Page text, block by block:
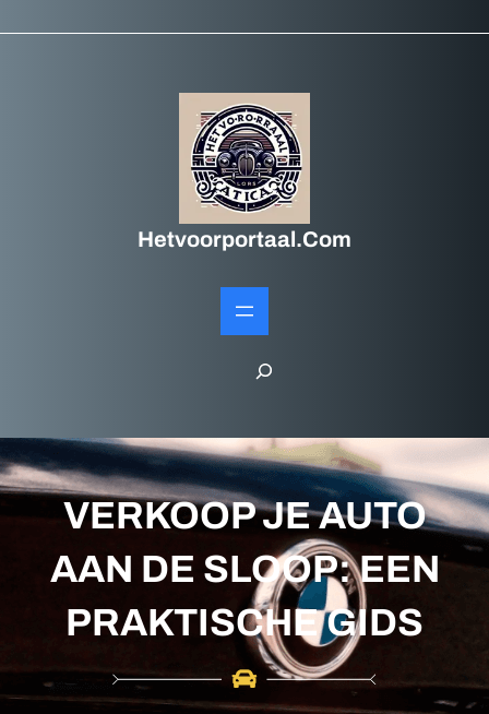
Hetvoorportaal.com
S
a
r
c
h
VERKOOP JE AUTO
AAN DE SLOOP: EEN
PRAKTISCHE GIDS